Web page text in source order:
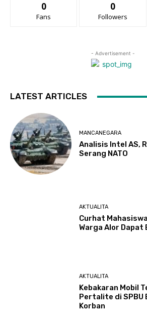
0
Fans
0
Followers
- Advertisement -
LATEST ARTICLES
MANCANEGARA
Analisis Intel AS,
Serang NATO
AKTUALITA
Curhat
Warga Alor Dapat
AKTUALITA
Kebakaran Mobil
Pertalite di SPBU
Korban